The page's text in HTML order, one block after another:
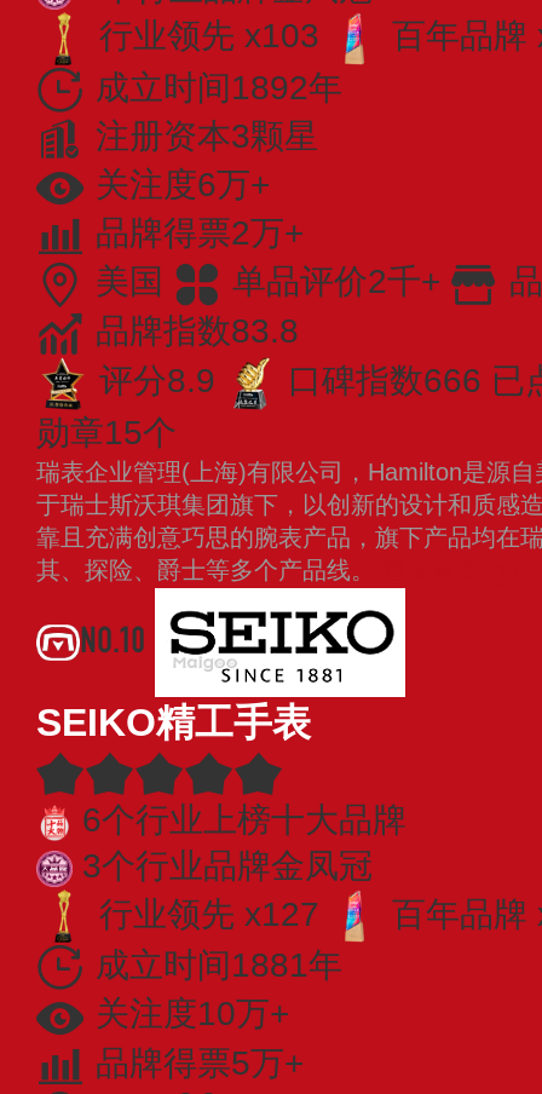
行业领先 x103
百年品牌
成立时间1892年
注册资本3颗星
关注度6万+
品牌得票2万+
美国
单品评价2千+
品牌指数83.8
评分8.9
口碑指数666 已
勋章15个
瑞表企业管理(上海)有限公司，Hamilton是源
于瑞士斯沃琪集团旗下，以创新的设计和质感
靠且充满创意巧思的腕表产品，旗下产品均在
其、探险、爵士等多个产品线。
NO.10
SEIKO精工手表
6个行业上榜十大品牌
3个行业品牌金凤冠
行业领先 x127
百年品牌
成立时间1881年
关注度10万+
品牌得票5万+